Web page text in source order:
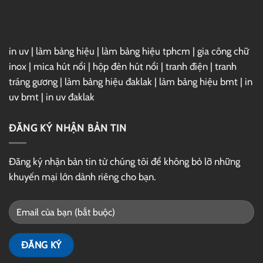
in uv | làm bảng hiệu | làm bảng hiệu tphcm | gia công chữ
inox | mica hút nổi | hộp đèn hút nổi | tranh điện | tranh
tráng gương | làm bảng hiệu đaklak | làm bảng hiệu bmt | in
uv bmt | in uv đaklak
ĐĂNG KÝ NHẬN BẢN TIN
Đăng ký nhận bản tin từ chúng tôi để không bỏ lỡ những
khuyến mại lớn dành riêng cho bạn.